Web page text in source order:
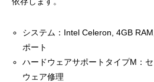
システム：Intel Celeron, 4GB
ポート
ハードウェアサポートタイプM：
ウェア修理